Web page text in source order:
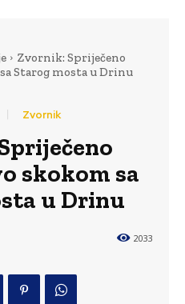
Zvornik: Spriječeno
Starog mosta u Drinu
Zvornik
skokom sa
u Drinu
2033